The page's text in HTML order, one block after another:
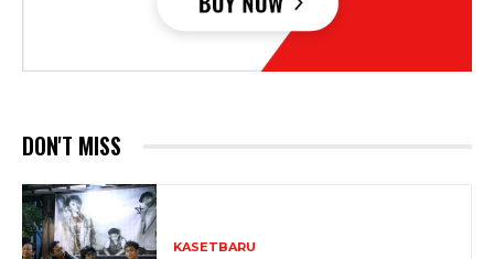
DON'T MISS
KASETBARU